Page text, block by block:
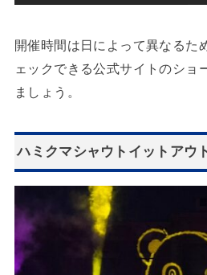
開催時間は日によって異なるた
ェックできる公式サイトのショ
ましょう。
ハミクマシャウトイットアウ